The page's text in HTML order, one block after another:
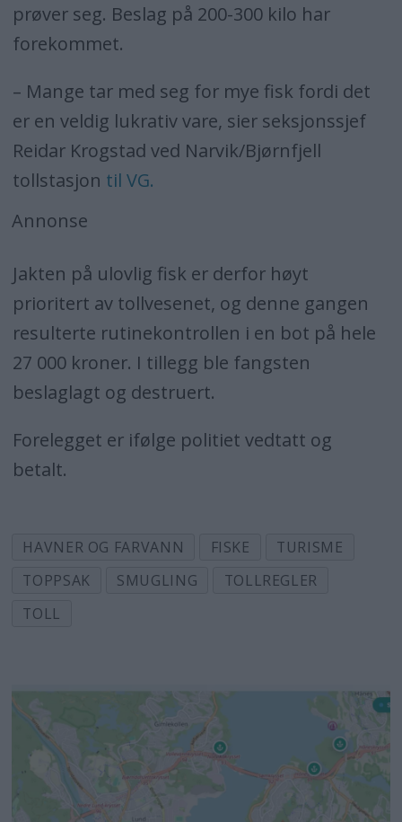
prøver seg. Beslag på 200-300 kilo har
forekommet.
– Mange tar med seg for mye fisk fordi det
er en veldig lukrativ vare, sier seksjonssjef
Reidar Krogstad ved Narvik/Bjørnfjell
tollstasjon til VG.
Annonse
Jakten på ulovlig fisk er derfor høyt
prioritert av tollvesenet, og denne gangen
resulterte rutinekontrollen i en bot på hele
27 000 kroner. I tillegg ble fangsten
beslaglagt og destruert.
Forelegget er ifølge politiet vedtatt og
betalt.
HAVNER OG FARVANN FISKE
TURISME
TOPPSAK
SMUGLING
TOLLREGLER
TOLL